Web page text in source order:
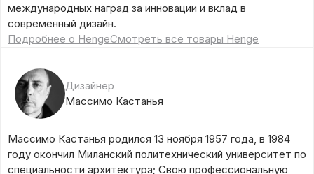
международных наград за инновации и вклад в
современный дизайн.
Подробнее о HengeСмотреть все товары Henge
Дизайнер
Массимо Кастанья
Массимо Кастанья родился 13 ноября 1957 года, в 1984
году окончил Миланский политехнический университет по
специальности архитектура; Свою профессиональную